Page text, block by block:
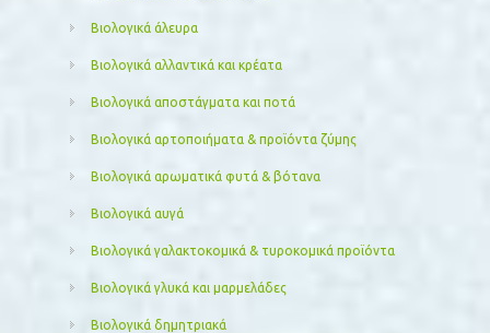
Βιολογικά άλευρα
Βιολογικά αλλαντικά και κρέατα
Βιολογικά αποστάγματα και ποτά
Βιολογικά αρτοποιήματα & προϊόντα ζύμης
Βιολογικά αρωματικά φυτά & βότανα
Βιολογικά αυγά
Βιολογικά γαλακτοκομικά & τυροκομικά προϊόντα
Βιολογικά γλυκά και μαρμελάδες
Βιολογικά δημητριακά